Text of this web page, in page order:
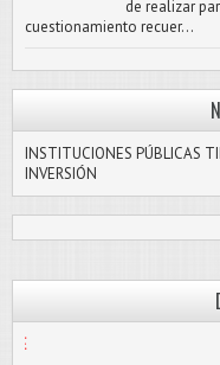
de realizar
cuestionamiento recuer...
INSTITUCIONES PÚBLICAS
INVERSIÓN